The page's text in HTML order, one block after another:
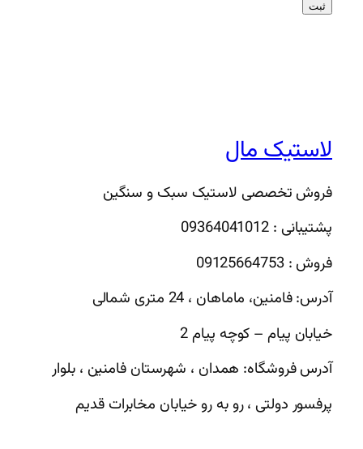
لاستیک مال
فروش تخصصی لاستیک سبک و سنگین
پشتیبانی : 09364041012
فروش : 09125664753
آدرس: فامنین، ماماهان ، 24 متری شمالی
خیابان پیام – کوچه پیام 2
آدرس فروشگاه: همدان ، شهرستان فامنین ، بلوار
پرفسور دولتی ، رو به رو خیابان مخابرات قدیم